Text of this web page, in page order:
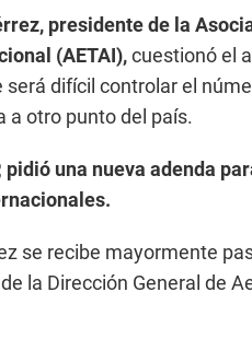
presidente de la
(AETAI),cuestionó el
será difícil controlar el
a otro punto del país.
pidió una nueva adenda
se recibe mayormente
la Dirección General de